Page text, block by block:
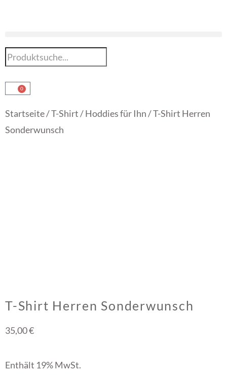
0
Startseite/T-Shirt / Hoddies für Ihn/ T-Shirt Herren
Sonderwunsch
T-Shirt Herren Sonderwunsch
35,00€
Enthält 19% MwSt.